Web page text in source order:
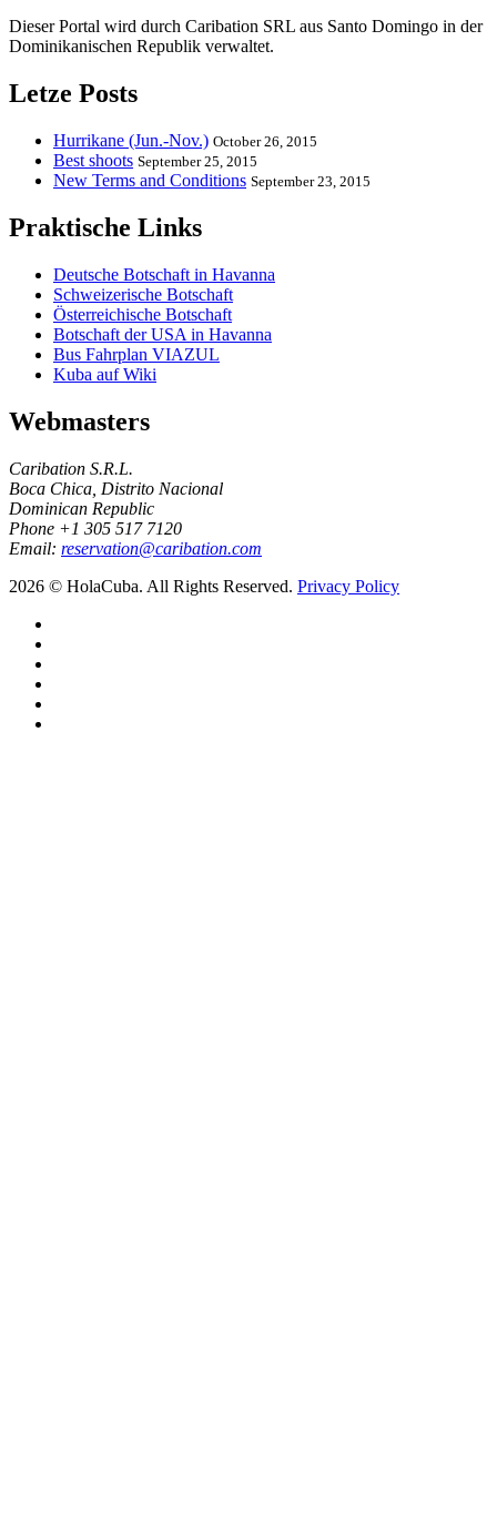
Dieser Portal wird durch Caribation SRL aus Santo Domingo in der
Dominikanischen Republik verwaltet.
Letze Posts
Hurrikane (Jun.-Nov.) October 26, 2015
Best shoots September 25, 2015
New Terms and Conditions September 23, 2015
Praktische Links
Deutsche Botschaft in Havanna
Schweizerische Botschaft
Österreichische Botschaft
Botschaft der USA in Havanna
Bus Fahrplan VIAZUL
Kuba auf Wiki
Webmasters
Caribation S.R.L.
Boca Chica, Distrito Nacional
Dominican Republic
Phone +1 305 517 7120
Email: reservation@caribation.com
2026 © HolaCuba. All Rights Reserved. Privacy Policy